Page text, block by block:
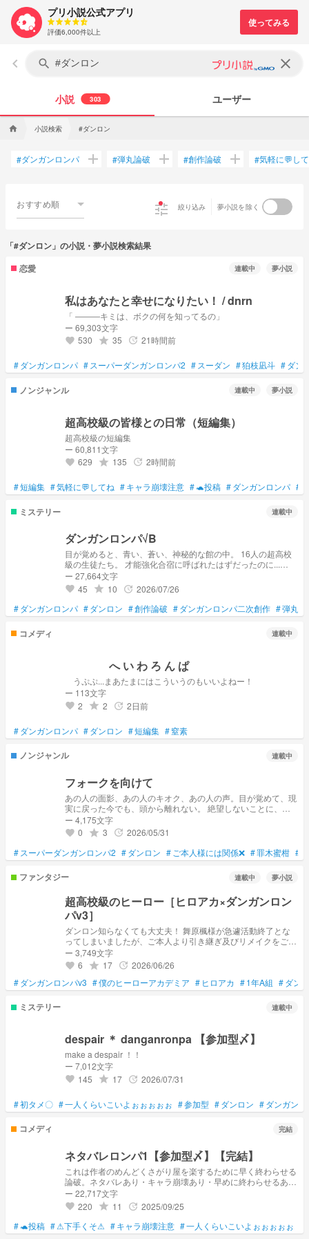
プリ小説公式アプリ
評価6,000件以上
keyboard_arrow_left search clear
小説 303 ユーザー
home 小説検索 #ダンロン
#ダンガンロンパ add #弾丸論破 add #創作論破 add #気軽に💬し
おすすめ順 tune 絞り込み 夢小説を除く
「#ダンロン」の小説・夢小説検索結果
恋愛
連載中 夢小説
私はあなたと幸せになりたい！ / dnrn
「 ―――キミは、ボクの何を知ってるの」
ー 69,303文字
favorite 530 grade 35 update 21時間前
#ダンガンロンパ # スーパーダンガンロンパ2 # スーダン #狛枝凪斗 #ダン
ノンジャンル 連載中 夢小説
超高校級の皆様との日常（短編集）
超高校級の短編集
ー 60,811文字
favorite 629 grade 135 update 2時間前
#短編集 #気軽に💬してね #キャラ崩壊注意 #🐢投稿 #ダンガンロンパ #
ミステリー 連載中
ダンガンロンパ√B
目が覚めると、青い、蒼い、神秘的な館の中。 16人の超高校
級の生徒たち。 才能強化合宿に呼ばれたはずだったのに...
「ここから出るためには、誰かを殺してもらいまーす！」 殺
せ、生きろ。これは１つのコロシアイ。 本作は、ダンガンロ
ンパ 二次創作作品になります。シリーズのネタバレを含みま
すので注意。 また、本企画は共同開発となっており、ライタ
ー以外に各キャラ16名の作者様が存在します。 LINEオープン
ー 27,664文字
favorite 45 grade 10 update 2026/07/26
#ダンガンロンパ #ダンロン #創作論破 #ダンガンロンパ二次創作 #弾丸論
コメディ 連載中
へ い わ ろ ん ぱ
うぷぷ...まあたまにはこういうのもいいよねー！
ー 113文字
favorite 2 grade 2 update 2日前
#ダンガンロンパ #ダンロン #短編集 #窒素
ノンジャンル 連載中
フォークを向けて
あの人の面影、あの人のキオク、あの人の声。目が覚めて、現
実に戻った今でも、頭から離れない。 絶望しないことに、絶
望してしまいそう＿＿＿＿ ※この話はスーパーダンガンロンパ
2の罪木蜜柑ちゃんが主人公のお話です。ネタバレ含みます。
捏造が多いです。キャラ崩壊、口調迷子、解釈違い、誤字脱字
などが含まれるかもしれません。また、ダンロンのすべてを追
えているわけではありません。 時系列的には、仮想空間から
ー 4,175文字
favorite 0 grade 3 update 2026/05/31
# スーパーダンガンロンパ2 #ダンロン # ご本人様には関係❌ #罪木蜜柑 #
ファンタジー 連載中 夢小説
超高校級のヒーロー［ヒロアカ×ダンガンロン
パv3］
ダンロン知らなくても大丈夫！ 舞原楓様が急遽活動終了とな
ってしまいましたが、ご本人より引き継ぎ及びリメイクをご依
頼されましたため作りました。パクリではございません
ー 3,749文字
favorite 6 grade 17 update 2026/06/26
#ダンガンロンパv3 #僕のヒーローアカデミア # ヒロアカ #1年A組 #ダン
ミステリー 連載中
despair ＊ danganronpa 【参加型〆】
make a despair ！！
ー 7,012文字
favorite 145 grade 17 update 2026/07/31
#初タメ〇 #一人くらいこいよぉぉぉぉぉ #参加型 #ダンロン #ダンガン
コメディ 完結
ネタバレロンパ1【参加型〆】【完結】
これは作者のめんどくさがり屋を楽するために早く終わらせる
論破。ネタバレあり・キャラ崩壊あり・早めに終わらせるあり
の3点セットの物語である。 続編2↓
https://novel.prcm.jp/novel/4Dls8Mv2DXVpP9LqnV28 続編3↓
現在創作中
ー 22,717文字
favorite 220 grade 11 update 2025/09/25
#🐢投稿 #⚠下手くそ⚠ #キャラ崩壊注意 #一人くらいこいよぉぉぉぉぉ